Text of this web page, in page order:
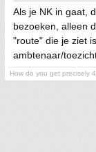
Als je NK in gaat,
bezoeken, alleen
"route" die je ziet
ambtenaar/
How do you get precisely